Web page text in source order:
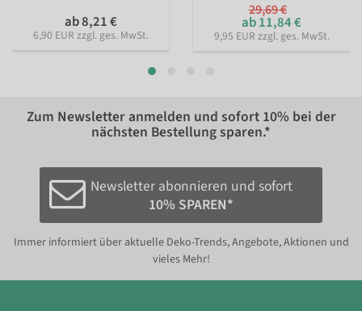
ab 8,21 €
6,90 EUR zzgl. ges. MwSt.
29,69 €
ab 11,84 €
9,95 EUR zzgl. ges. MwSt.
Zum Newsletter anmelden und sofort 10% bei der
nächsten Bestellung sparen.*
Newsletter abonnieren und sofort
10% SPAREN*
Immer informiert über aktuelle Deko-Trends, Angebote, Aktionen und
vieles Mehr!